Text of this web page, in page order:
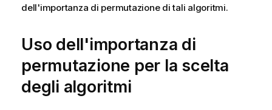
dell'importanza di permutazione di tali algoritmi.
Uso dell'importanza di
permutazione per la scelta
degli algoritmi